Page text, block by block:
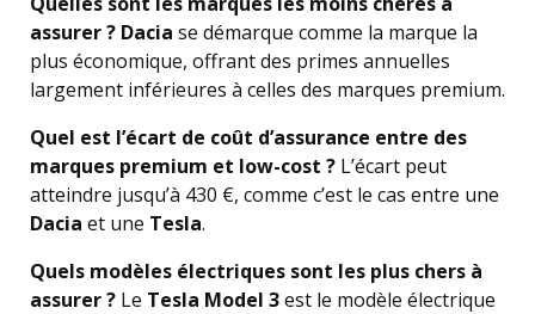
assurer ? Dacia se démarque comme la marque la
plus économique, offrant des primes annuelles
largement inférieures à celles des marques premium.
Quel est l’écart de coût d’assurance entre des
marques premium et low-cost ? L’écart peut
atteindre jusqu’à 430 €, comme c’est le cas entre une
Dacia et une Tesla.
Quels modèles électriques sont les plus chers à
assurer ? Le Tesla Model 3est le modèle électrique